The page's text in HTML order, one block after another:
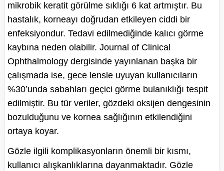
mikrobik keratit görülme sıklığı 6 kat artmıştır. Bu
hastalık, korneayı doğrudan etkileyen ciddi bir
enfeksiyondur. Tedavi edilmediğinde kalıcı görme
kaybına neden olabilir. Journal of Clinical
Ophthalmology dergisinde yayınlanan başka bir
çalışmada ise, gece lensle uyuyan kullanıcıların
%30’unda sabahları geçici görme bulanıklığı tespit
edilmiştir. Bu tür veriler, gözdeki oksijen dengesinin
bozulduğunu ve kornea sağlığının etkilendiğini
ortaya koyar.
Gözle ilgili komplikasyonların önemli bir kısmı,
kullanıcı alışkanlıklarına dayanmaktadır. Gözle